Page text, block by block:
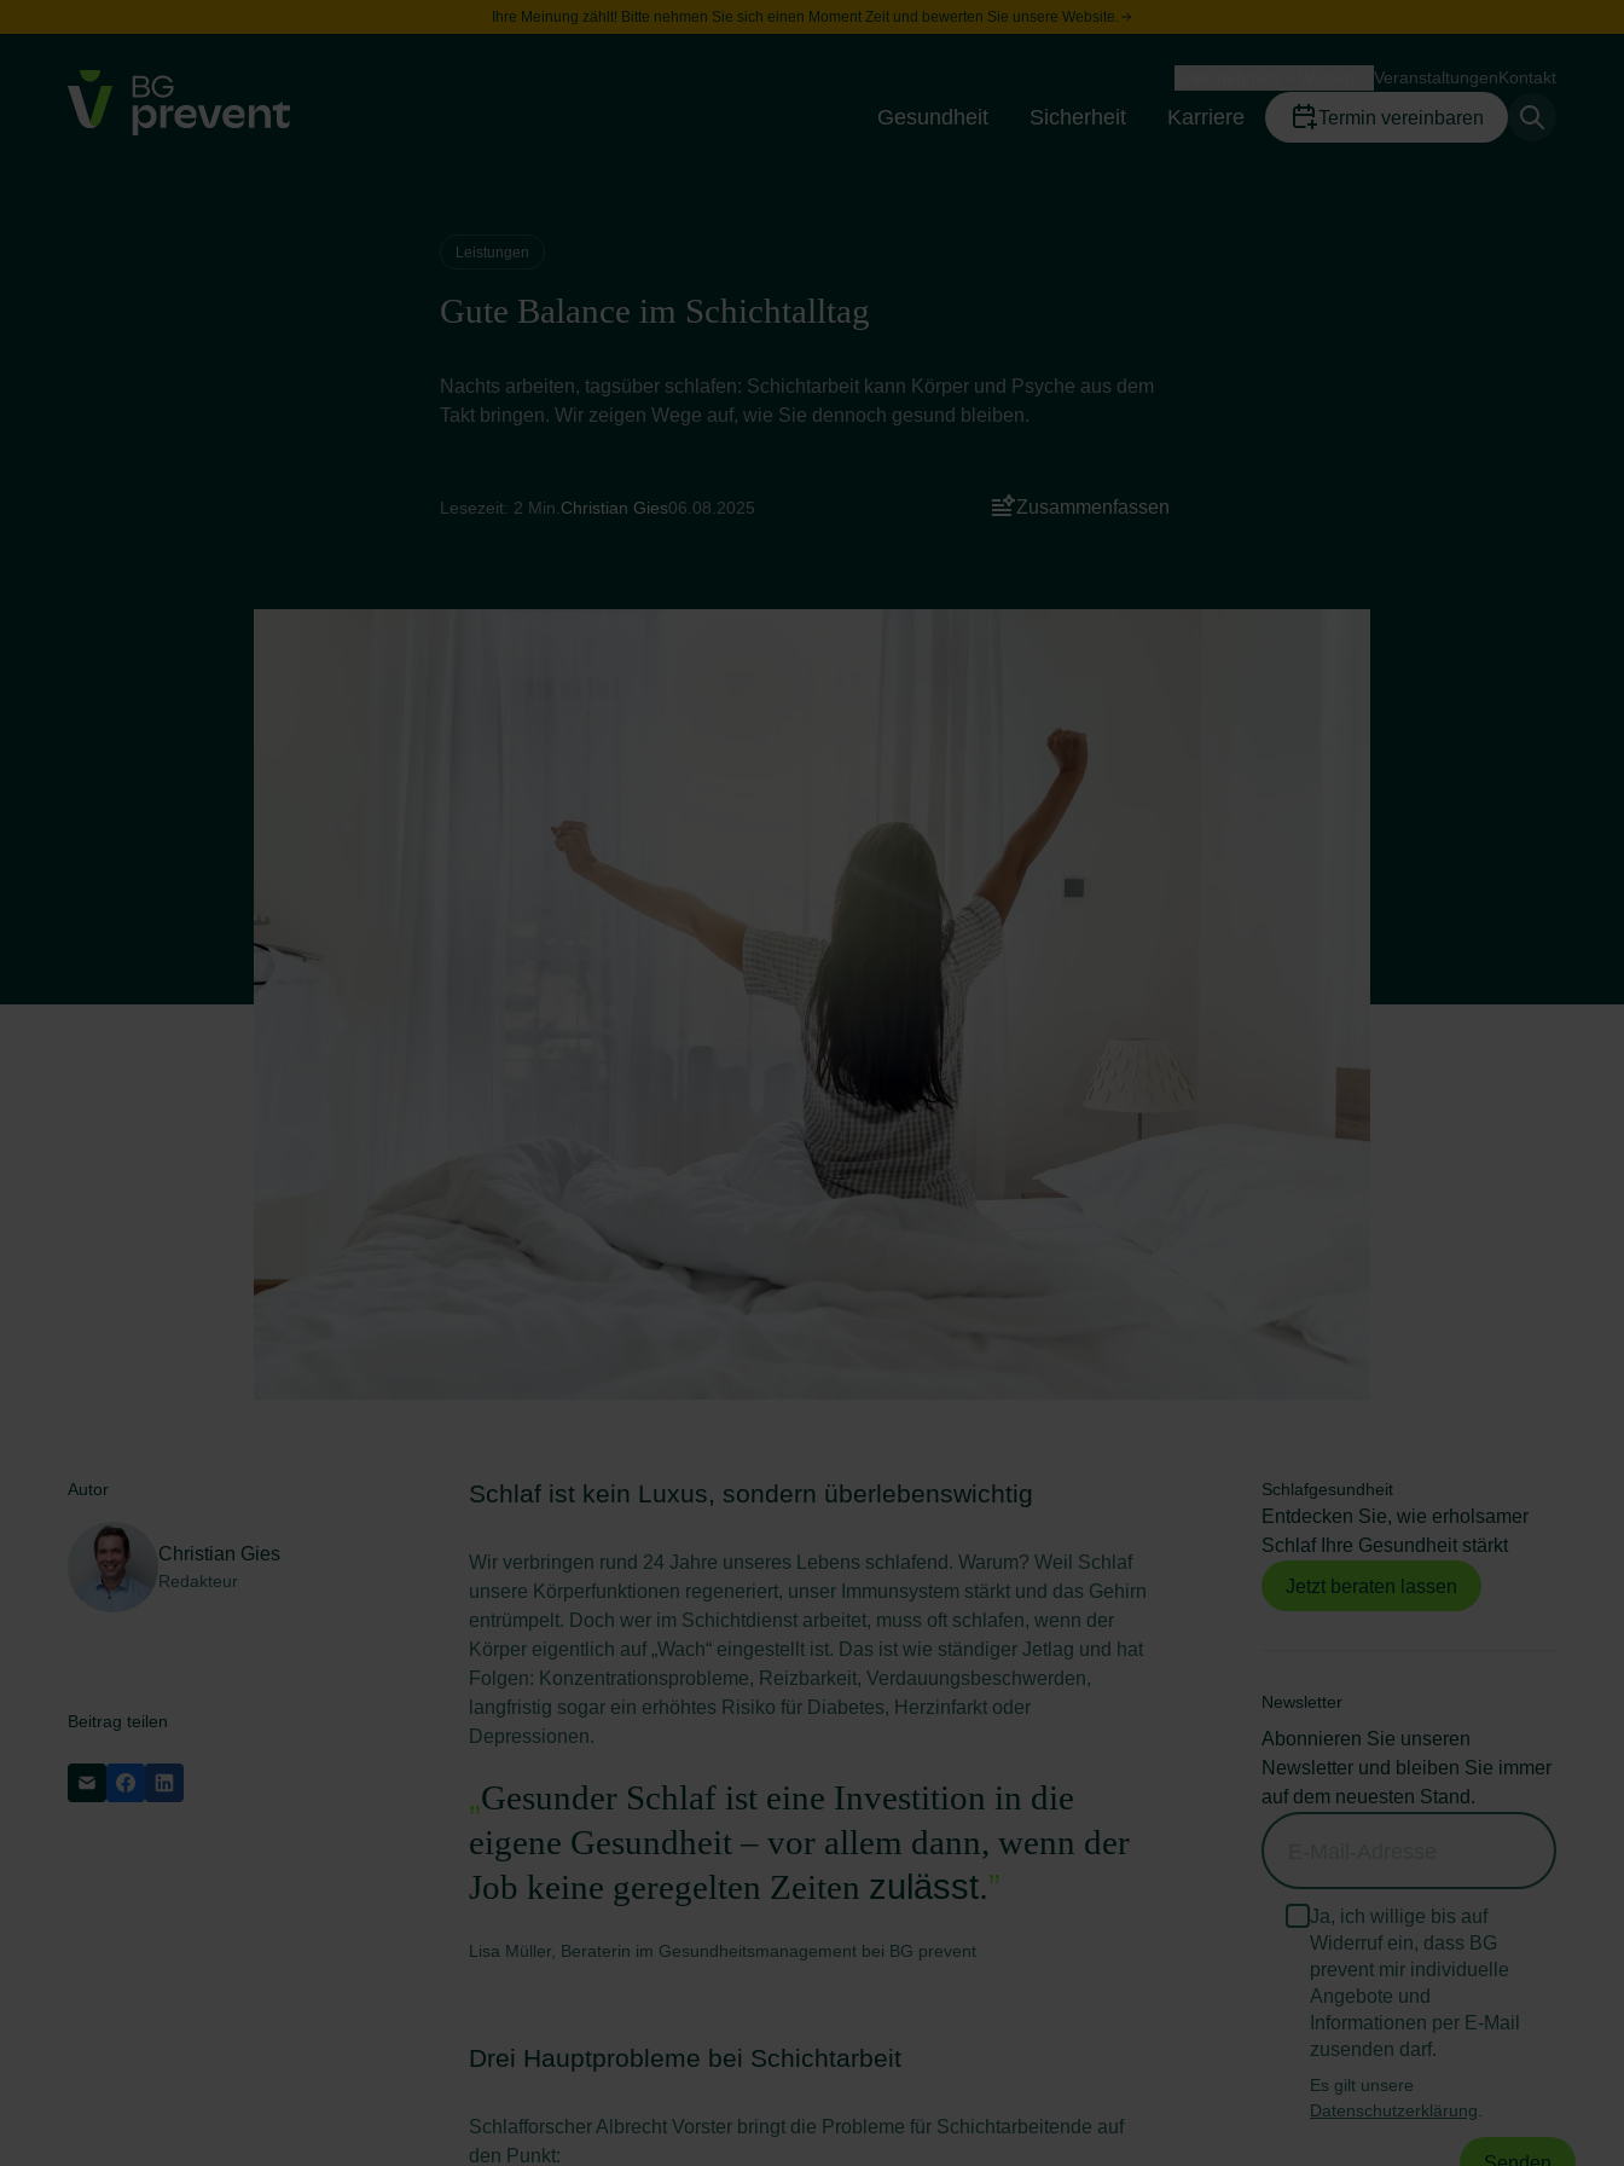
Ihre Meinung zählt! Bitte nehmen Sie sich einen Moment Zeit und bewerten Sie unsere Website.
Toggle menu Toggle menu
VeranstaltungenKontakt
Gesundheit
Sicherheit
Karriere
Toggle menu
Termin vereinbaren
Leistungen
Gute Balance im Schichtalltag
Nachts arbeiten, tagsüber schlafen: Schichtarbeit kann Körper und Psyche aus dem
Takt bringen. Wir zeigen Wege auf, wie Sie dennoch gesund bleiben.
Lesezeit: 2 Min. Christian Gies06.08.2025 Zusammenfassen
Autor
Christian Gies
Redakteur
Beitrag teilen
Schlaf ist kein Luxus, sondern überlebenswichtig
Wir verbringen rund 24 Jahre unseres Lebens schlafend. Warum? Weil Schlaf
unsere Körperfunktionen regeneriert, unser Immunsystem stärkt und das Gehirn
entrümpelt. Doch wer im Schichtdienst arbeitet, muss oft schlafen, wenn der
Körper eigentlich auf „Wach“ eingestellt ist. Das ist wie ständiger Jetlag und hat
Folgen: Konzentrationsprobleme, Reizbarkeit, Verdauungsbeschwerden,
langfristig sogar ein erhöhtes Risiko für Diabetes, Herzinfarkt oder
Depressionen.
„Gesunder Schlaf ist eine Investition in die
eigene Gesundheit – vor allem dann, wenn der
Job keine geregelten Zeiten zulässt.”
Lisa Müller, Beraterin im Gesundheitsmanagement bei BG prevent
Drei Hauptprobleme bei Schichtarbeit
Schlafforscher Albrecht Vorster bringt die Probleme für Schichtarbeitende auf
den Punkt:
Schlafgesundheit
Entdecken Sie, wie erholsamer
Schlaf Ihre Gesundheit stärkt
Jetzt beraten lassen
Newsletter
Abonnieren Sie unseren
Newsletter und bleiben Sie immer
auf dem neuesten Stand.
Ja, ich willige bis auf
Widerruf ein, dass BG
prevent mir individuelle
Angebote und
Informationen per E-Mail
zusenden darf.
Es gilt unsere
Datenschutzerklärung